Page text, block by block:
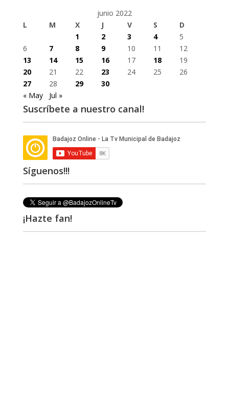
junio 2022
L
M X J V S
D
1
2 3 4
5
6
7 8 9 10 11
12
13
14 15 16 17 18
19
20
21 22 23 24 25
26
27
28 29
30
« May
Jul »
Suscríbete a nuestro canal!
Síguenos!!!
¡Hazte fan!